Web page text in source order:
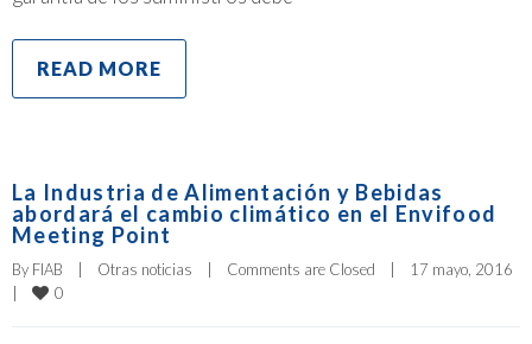
READ MORE
La Industria de Alimentación y Bebidas
abordará el cambio climático en el Envifood
Meeting Point
By FIAB Otras noticias Comments are Closed
0